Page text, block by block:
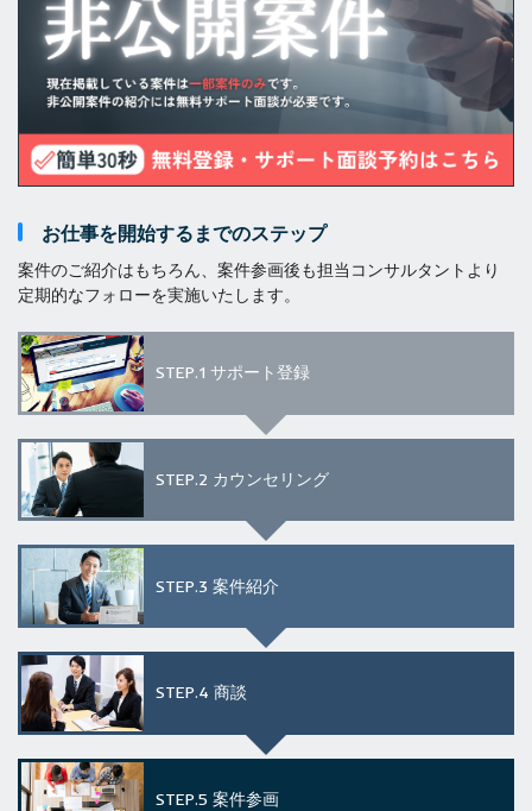
お仕事を開始するまでのステップ
案件のご紹介はもちろん、案件参画後も担当コンサルタントより
定期的なフォローを実施いたします。
STEP.1 サポート登録
STEP.2 カウンセリング
STEP.3 案件紹介
STEP.4 商談
STEP.5 案件参画